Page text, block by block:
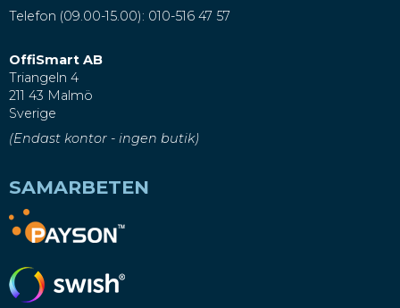
Telefon (09.00-15.00): 010-516 47 57
OffiSmart AB
Triangeln 4
211 43 Malmö
Sverige
(Endast kontor - ingen butik)
SAMARBETEN